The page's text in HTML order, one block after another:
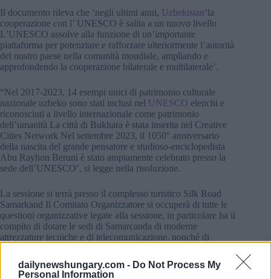
dailynewshungary.com - Do Not Process My
Personal Information
Il documento rileva che ‘negli ultimi anni, Uzbekistan‘la
cooperazione con l’ UNESCO è salita a un nuovo livello
L’UNESCO assolve alla funzione di un’importante
piattaforma per potenziare e rafforzare ulteriormente l’autorità
del nostro paese nella comunità mondiale, ampliando e
approfondendo la cooperazione bilaterale e multilaterale’.
“Nel 2017-2023, 14 esempi unici di patrimonio culturale
nazionale uzbeko sono stati inclusi nel UNESCO elenchi e
riconosciuti a livello internazionale come patrimonio
dell’umanità La città di Bukhara è stata inserita nel Creative
Cities Network Nel settembre 2023, il 1050° anniversario
della nascita del grande pensatore e studioso-enciclopedista
Abu Rayhon Beruni è stato ampiamente celebrato presso la
sede dell’UNESCO’, si legge nella risoluzione.
La sessione si terrà presso il complesso turistico Silk Road
Samarkand Il Comitato Organizzatore si occuperà di tutte le
questioni organizzative legate alla sessione, in particolare ha il
compito di dotare le sedi di Samarcanda di moderne
attrezzature tecniche e di telecomunicazione, nonché di
necessario fondo alberghiero.